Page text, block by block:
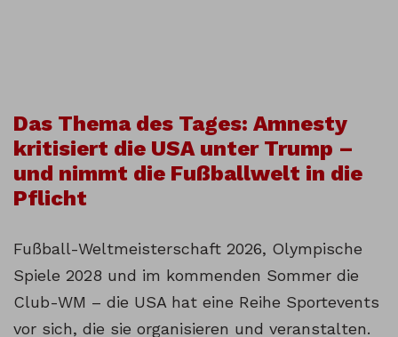
Das Thema des Tages: Amnesty
kritisiert die USA unter Trump –
und nimmt die Fußballwelt in die
Pflicht
Fußball-Weltmeisterschaft 2026, Olympische
Spiele 2028 und im kommenden Sommer die
Club-WM – die USA hat eine Reihe Sportevents
vor sich, die sie organisieren und veranstalten.